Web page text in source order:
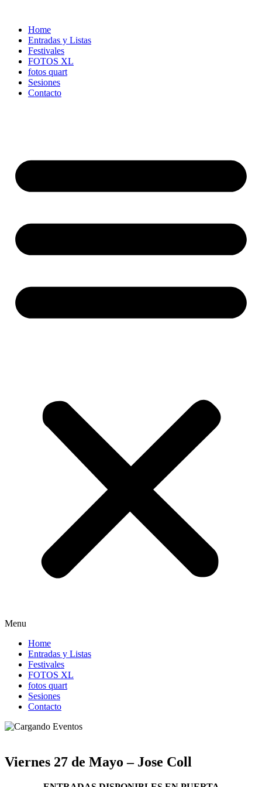
contenidoHome
Entradas y Listas
Festivales
FOTOS XL
fotos quart
Sesiones
Contacto
Menu
Home
Entradas y Listas
Festivales
FOTOS XL
fotos quart
Sesiones
Contacto
Viernes 27 de Mayo – Jose Coll